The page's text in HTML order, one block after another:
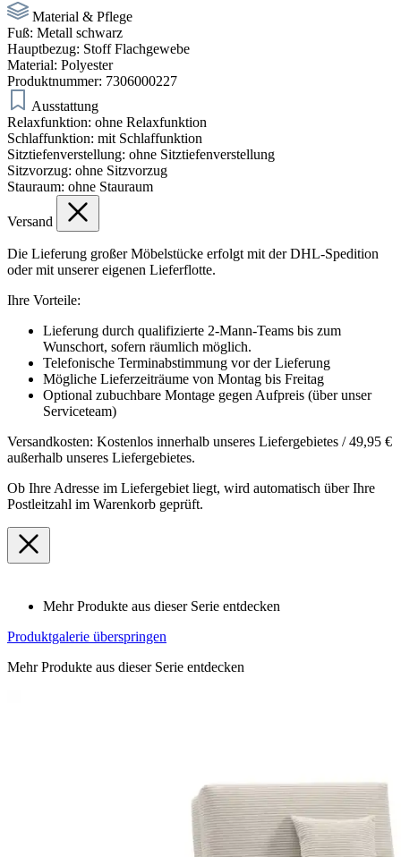
Material & Pflege
Fuß: Metall schwarz
Hauptbezug: Stoff Flachgewebe
Material: Polyester
Produktnummer: 7306000227
Ausstattung
Relaxfunktion: ohne Relaxfunktion
Schlaffunktion: mit Schlaffunktion
Sitztiefenverstellung: ohne Sitztiefenverstellung
Sitzvorzug: ohne Sitzvorzug
Stauraum: ohne Stauraum
Versand
Die Lieferung großer Möbelstücke erfolgt mit der DHL-Spedition
oder mit unserer eigenen Lieferflotte.
Ihre Vorteile:
Lieferung durch qualifizierte 2-Mann-Teams bis zum
Wunschort, sofern räumlich möglich.
Telefonische Terminabstimmung vor der Lieferung
Mögliche Lieferzeiträume von Montag bis Freitag
Optional zubuchbare Montage gegen Aufpreis (über unser
Serviceteam)
Versandkosten: Kostenlos innerhalb unseres Liefergebietes / 49,95 €
außerhalb unseres Liefergebietes.
Ob Ihre Adresse im Liefergebiet liegt, wird automatisch über Ihre
Postleitzahl im Warenkorb geprüft.
Mehr Produkte aus dieser Serie entdecken
Produktgalerie überspringen
Mehr Produkte aus dieser Serie entdecken